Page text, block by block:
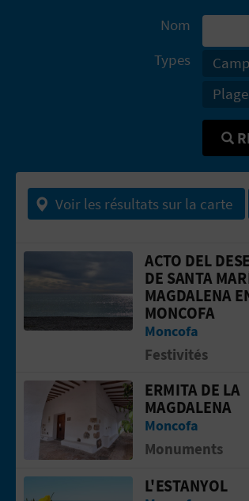
Nom
Types
Voir les résultats sur la carte
Aller &agrave; laACTO DEL
DE SANTA
MAGDALENA
MONCOFA
Moncofa
Festivités
Aller &agrave; laERMITA DE LA
MAGDALENA
Moncofa
Monuments
Aller &agrave; laL'ESTANYOL